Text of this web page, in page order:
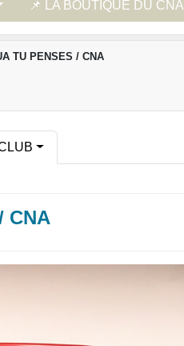
📌 LA BOUTIQUE DU CNA
TU PENSES / CNA
CNA